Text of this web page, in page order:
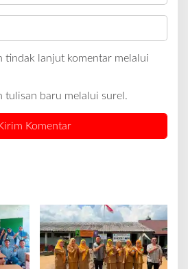
tindak lanjut komentar melalui
tulisan baru melalui surel.